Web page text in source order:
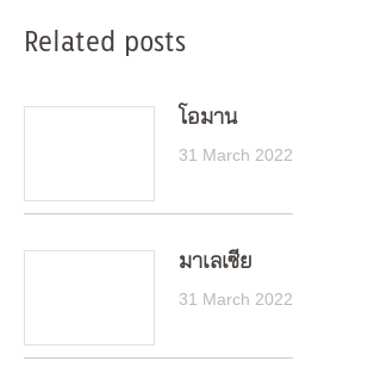
Related posts
โอมาน
31 March 2022
มาเลเซีย
31 March 2022